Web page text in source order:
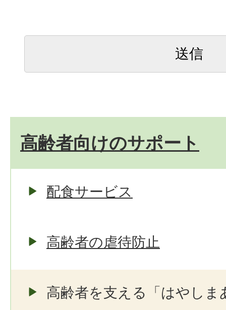
高齢者向けのサポート
配食サービス
高齢者の虐待防止
高齢者を支える「はやし